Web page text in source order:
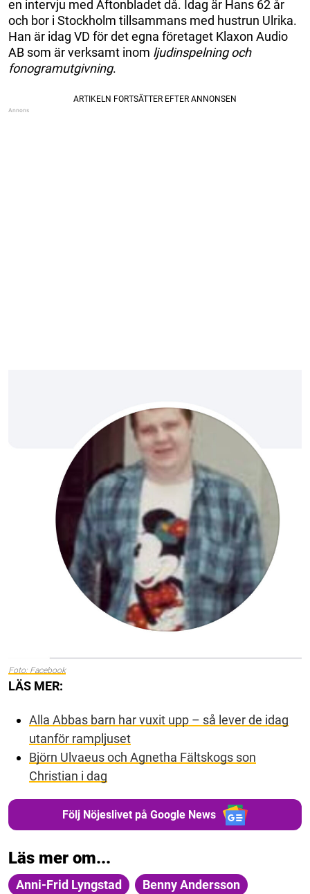
en intervju med Aftonbladet då. Idag är Hans 62 år
och bor i Stockholm tillsammans med hustrun Ulrika.
Han är idag VD för det egna företaget Klaxon Audio
AB som är verksamt inom ljudinspelning och
fonogramutgivning.
Foto: Facebook
LÄS MER:
Alla Abbas barn har vuxit upp – så lever de idag
utanför rampljuset
Björn Ulvaeus och Agnetha Fältskogs son
Christian i dag
Följ Nöjeslivet på Google News
Läs mer om...
Anni-Frid Lyngstad
Benny Andersson